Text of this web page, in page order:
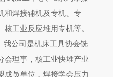
和焊接辅机及专机、专
核工业反应堆用专机等。
公司是机床工具协会铣
会理事，核工业快堆产业
成员单位，焊接学会压力